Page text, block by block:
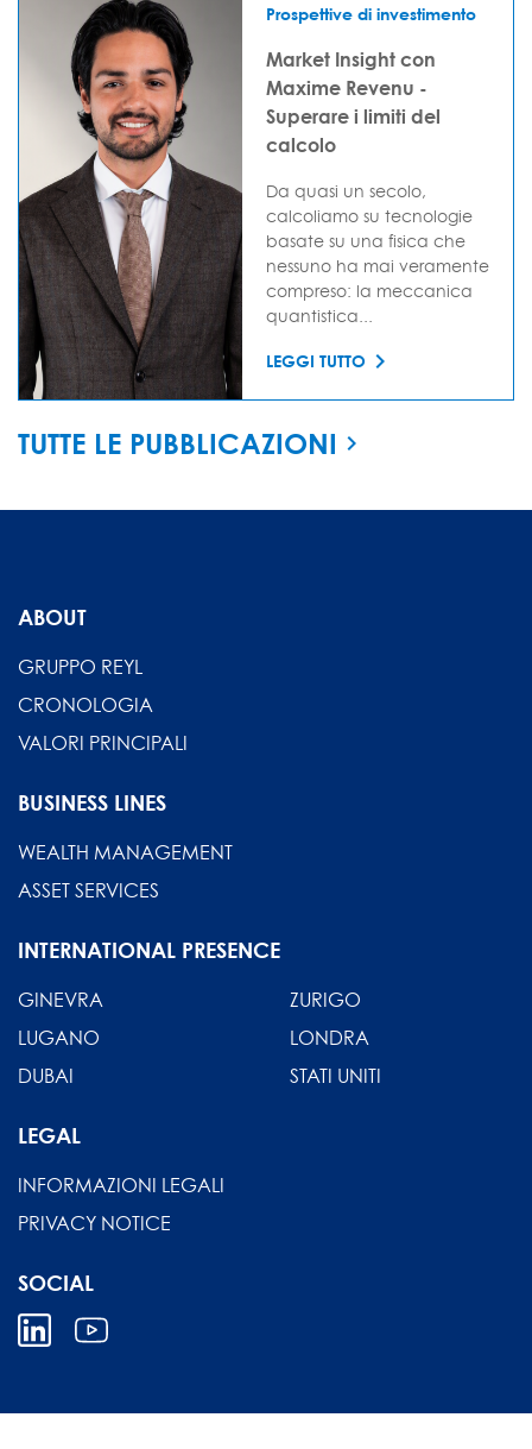
Prospettive di investimento
Market Insight con
Maxime Revenu -
Superare i limiti del
calcolo
Da quasi un secolo,
calcoliamo su tecnologie
basate su una fisica che
nessuno ha mai veramente
compreso: la meccanica
quantistica...
LEGGI TUTTO
TUTTE LE PUBBLICAZIONI
ABOUT
GRUPPO REYL
CRONOLOGIA
VALORI PRINCIPALI
BUSINESS LINES
WEALTH MANAGEMENT
ASSET SERVICES
INTERNATIONAL PRESENCE
GINEVRA
ZURIGO
LUGANO
LONDRA
DUBAI
STATI UNITI
LEGAL
INFORMAZIONI LEGALI
PRIVACY NOTICE
SOCIAL